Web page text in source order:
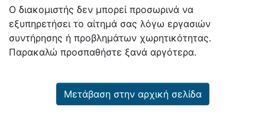
Ο διακομιστής δεν μπορεί προσωρινά να
εξυπηρετήσει το αίτημά σας λόγω εργασιών
συντήρησης ή προβλημάτων χωρητικότητας.
Παρακαλώ προσπαθήστε ξανά αργότερα.
Μετάβαση στην αρχική σελίδα